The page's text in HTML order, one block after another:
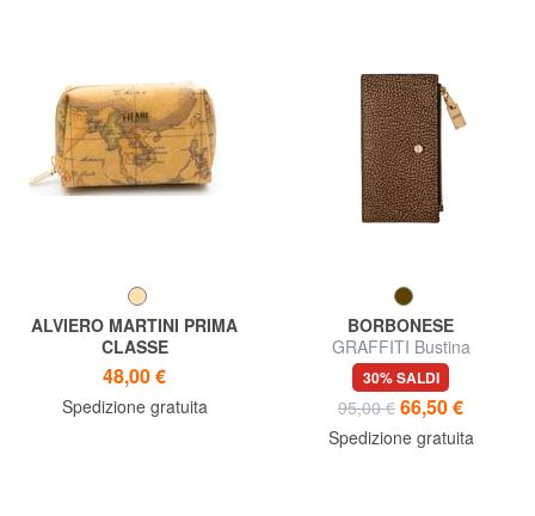
ALVIERO MARTINI PRIMA
CLASSE
ALVIERO MARTINI 1 ^ CLASS
Necessaire stampa GEO
CLASSIC
48,00 €
Spedizione gratuita
BORBONESE
GRAFFITI Bustina
Portamonete
30% SALDI
95,00 € 66,50 €
Spedizione gratuita